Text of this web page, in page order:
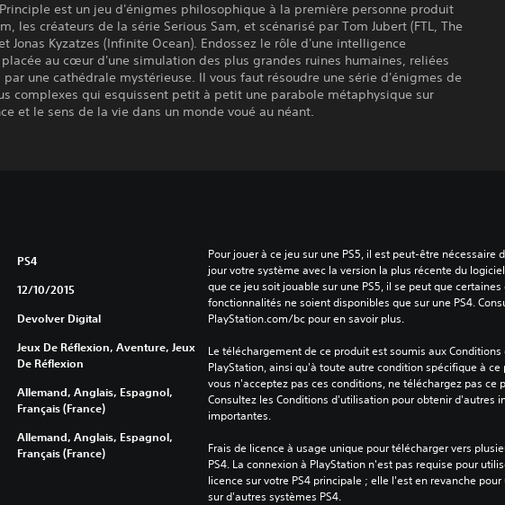
est un jeu d'énigmes philosophique à la première personne produit
les créateurs de la série Serious Sam, et scénarisé par Tom Jubert (FTL, The
Jonas Kyzatzes (Infinite Ocean). Endossez le rôle d'une intelligence
au cœur d'une simulation des plus grandes ruines humaines, reliées
par une cathédrale mystérieuse. Il vous faut résoudre une série d'énigmes de
complexes qui esquissent petit à petit une parabole métaphysique sur
et le sens de la vie dans un monde voué au néant.
PS4
12/10/2015
Devolver Digital
Jeux De Réflexion, Aventure, Jeux
De Réflexion
Allemand, Anglais, Espagnol,
Français (France)
Allemand, Anglais, Espagnol,
Français (France)
Pour jouer à ce jeu sur une PS5, il est peut-être nécessaire
jour votre système avec la version la plus récente du
que ce jeu soit jouable sur une PS5, il se peut que certaines
fonctionnalités ne soient disponibles que sur une PS4.
PlayStation.com/bc pour en savoir plus.
Le téléchargement de ce produit est soumis aux
PlayStation, ainsi qu'à toute autre condition spécifique à ce
vous n'acceptez pas ces conditions, ne téléchargez pas ce
Consultez les Conditions d'utilisation pour obtenir d'autres
importantes.
Frais de licence à usage unique pour télécharger vers
PS4. La connexion à PlayStation n'est pas requise pour
licence sur votre PS4 principale ; elle l'est en revanche
sur d'autres systèmes PS4.